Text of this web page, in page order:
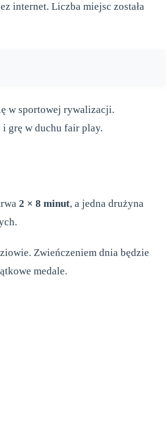
internet. Liczba miejsc została
w sportowej rywalizacji.
grę w duchu fair play.
2 × 8 minut, a jedna drużyna
Zwieńczeniem dnia będzie
medale.